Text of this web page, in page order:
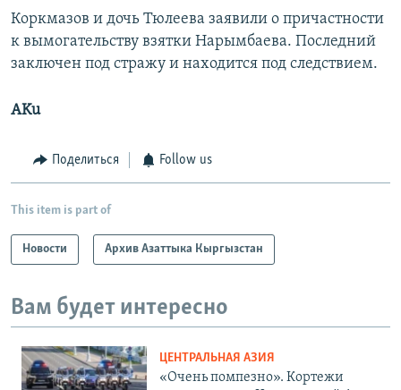
Коркмазов и дочь Тюлеева заявили о причастности
к вымогательству взятки Нарымбаева. Последний
заключен под стражу и находится под следствием.
AKu
Поделиться Follow us
This item is part of
Новости Архив Азаттыка Кыргызстан
Вам будет интересно
ЦЕНТРАЛЬНАЯ АЗИЯ
«Очень помпезно». Кортежи